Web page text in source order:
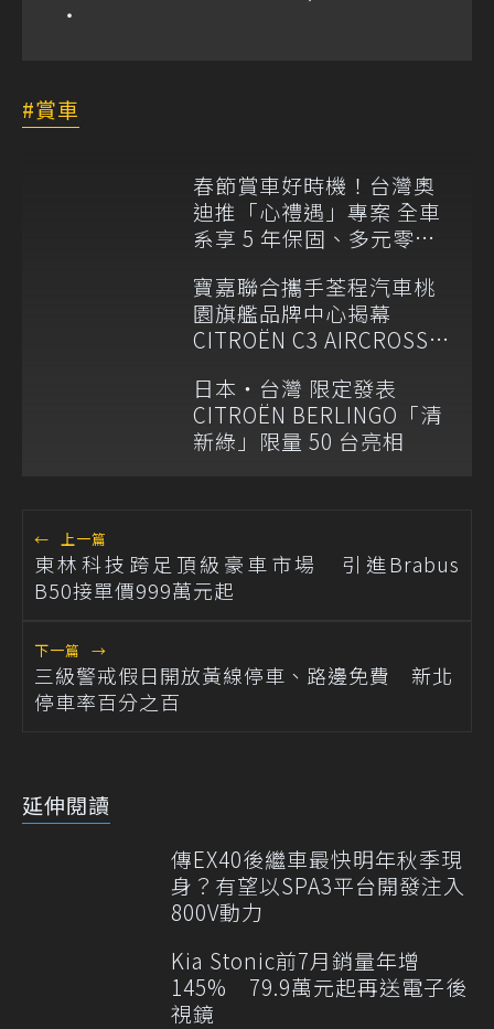
賞車
春節賞車好時機！台灣奧
迪推「心禮遇」專案 全車
系享 5 年保固、多元零利
寶嘉聯合攜手荃程汽車桃
園旗艦品牌中心揭幕
CITROËN C3 AIRCROSS
車展亮相
日本・台灣 限定發表
CITROËN BERLINGO「清
新綠」限量 50 台亮相
← 上一篇
東林科技跨足頂級豪車市場 引進Brabus
B50接單價999萬元起
下一篇 →
三級警戒假日開放黃線停車、路邊免費 新北
停車率百分之百
延伸閱讀
傳EX40後繼車最快明年秋季現
身？有望以SPA3平台開發注入
800V動力
Kia Stonic前7月銷量年增
145% 79.9萬元起再送電子後
視鏡